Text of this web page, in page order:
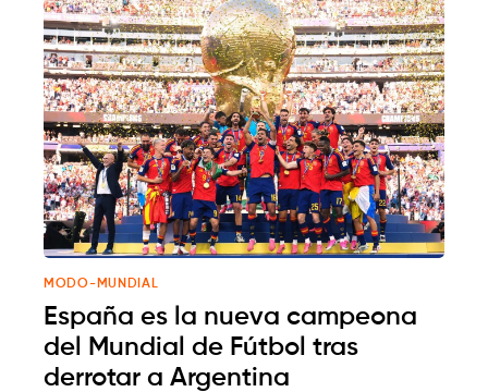
MODO-MUNDIAL
España es la nueva campeona
del Mundial de Fútbol tras
derrotar a Argentina